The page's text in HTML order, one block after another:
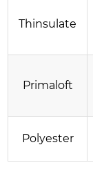
Thinsulate
Primaloft
Polyester